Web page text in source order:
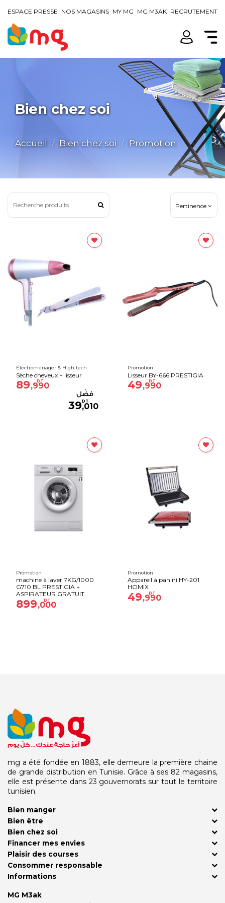
ESPACE PRESSE NOS MAGASINS MY MG MG M3AK RECRUTEMENT
Accueil Bien chez soi Promotion
Bien chez soi
Pertinence
Électroménager & High tech
Sèche cheveux + lisseur
89,990
DT
39,010
DT
Promotion
Lisseur BY-666 PRESTIGIA
49,990
DT
Promotion
machine à laver 7KG/1000
G710 BL PRESTIGIA +
ASPIRATEUR GRATUIT
899,000
DT
Promotion
Appareil à panini HY-201
HOMIX
49,990
DT
mg a été fondée en 1883, elle demeure la première chaine
de grande distribution en Tunisie. Grâce à ses 82 magasins,
elle est présente dans 23 gouvernorats sur tout le territoire
tunisien.
Bien manger
Bien être
Bien chez soi
Financer mes envies
Plaisir des courses
MG M3ak
Consommer responsable
Informations